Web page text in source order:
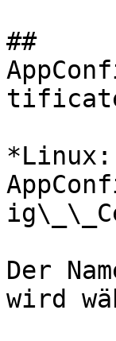
##
*Linux:
Der
wird